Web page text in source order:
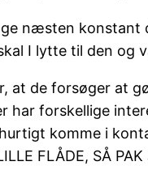
næsten konstant
I lytte til den og
at de forsøger at
har forskellige
komme i
FLÅDE, SÅ